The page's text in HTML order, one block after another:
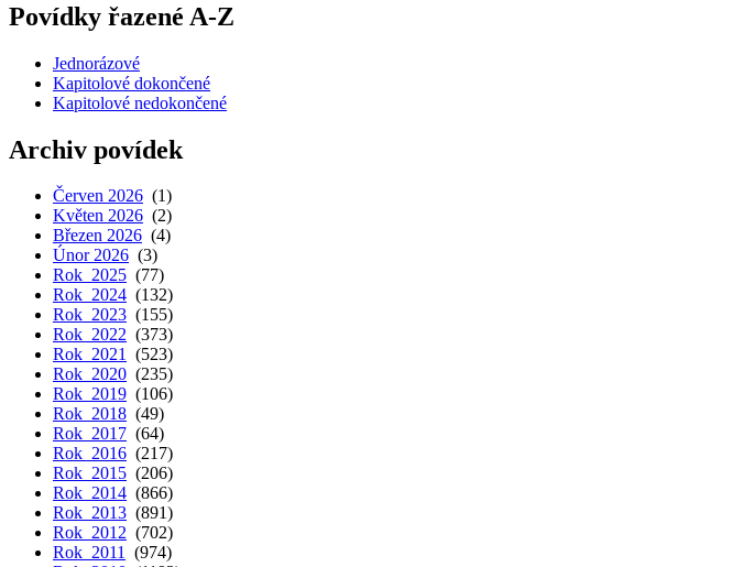
Povídky řazené A-Z
Jednorázové
Kapitolové dokončené
Kapitolové nedokončené
Archiv povídek
Červen 2026 (1)
Květen 2026 (2)
Březen 2026 (4)
Únor 2026 (3)
Rok 2025 (77)
Rok 2024 (132)
Rok 2023 (155)
Rok 2022 (373)
Rok 2021 (523)
Rok 2020 (235)
Rok 2019 (106)
Rok 2018 (49)
Rok 2017 (64)
Rok 2016 (217)
Rok 2015 (206)
Rok 2014 (866)
Rok 2013 (891)
Rok 2012 (702)
Rok 2011 (974)